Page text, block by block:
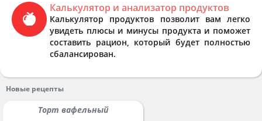
Калькулятор и анализатор продуктов
Калькулятор продуктов позволит вам легко
увидеть плюсы и минусы продукта и поможет
составить рацион, который будет полностью
сбалансирован.
Новые рецепты
Торт вафельный